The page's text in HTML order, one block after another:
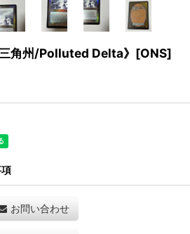
三角州/Polluted Delta》[ONS]
お問い合わせ